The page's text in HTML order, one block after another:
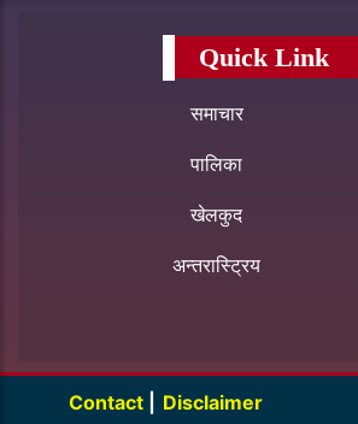
Quick Link
समाचार
पालिका
खेलकुद
अन्तरास्ट्रिय
Contact
Disclaimer